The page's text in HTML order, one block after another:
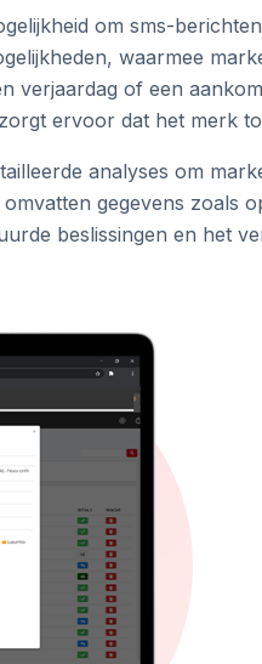
om sms-
waarmee
verjaardag of een
ervoor dat het merk
analyses om
gegevens zoals
beslissingen en het